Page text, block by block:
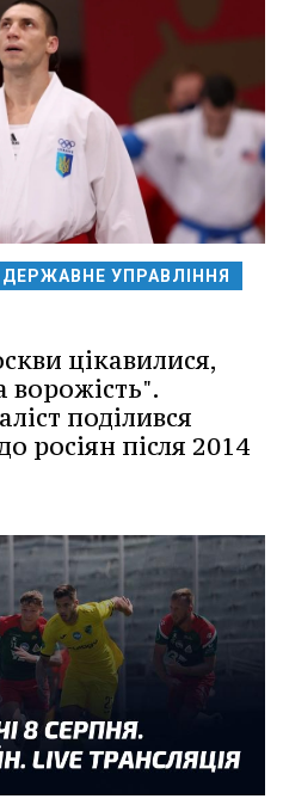
ДЕРЖАВНЕ УПРАВЛІННЯ
цікавилися,
ворожість".
поділився
росіян після 2014